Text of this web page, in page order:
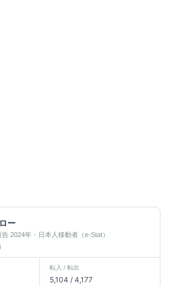
ー
2024年・日本人移動者（e-Stat）
転入 / 転出
5,104 / 4,177